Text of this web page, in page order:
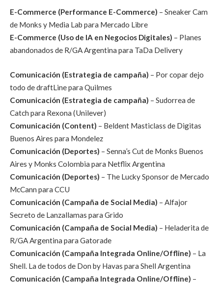
E-Commerce (Performance E-Commerce) – Sneaker Cam
de Monks y Media Lab para Mercado Libre
E-Commerce (Uso de IA en Negocios Digitales) – Planes
abandonados de R/GA Argentina para TaDa Delivery
Comunicación (Estrategia de campaña) – Por copar dejo
todo de draftLine para Quilmes
Comunicación (Estrategia de campaña) – Sudorrea de
Catch para Rexona (Unilever)
Comunicación (Content) – Beldent Masticlass de Digitas
Buenos Aires para Mondelez
Comunicación (Deportes) – Senna’s Cut de Monks Buenos
Aires y Monks Colombia para Netflix Argentina
Comunicación (Deportes) – The Lucky Sponsor de Mercado
McCann para CCU
Comunicación (Campaña de Social Media) – Alfajor
Secreto de Lanzallamas para Grido
Comunicación (Campaña de Social Media) – Heladerita de
R/GA Argentina para Gatorade
Comunicación (Campaña Integrada Online/Offline) – La
Shell. La de todos de Don by Havas para Shell Argentina
Comunicación (Campaña Integrada Online/Offline) –